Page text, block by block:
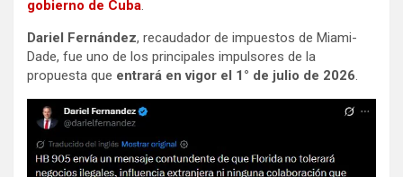
gobierno de Cuba.
Dariel Fernández, recaudador de impuestos de Miami-
Dade, fue uno de los principales impulsores de la
propuesta que entrará en vigor el 1° de julio de 2026.